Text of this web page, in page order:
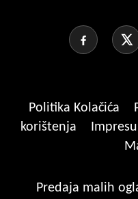
Politika Kolačića
korištenja
Predaja malih